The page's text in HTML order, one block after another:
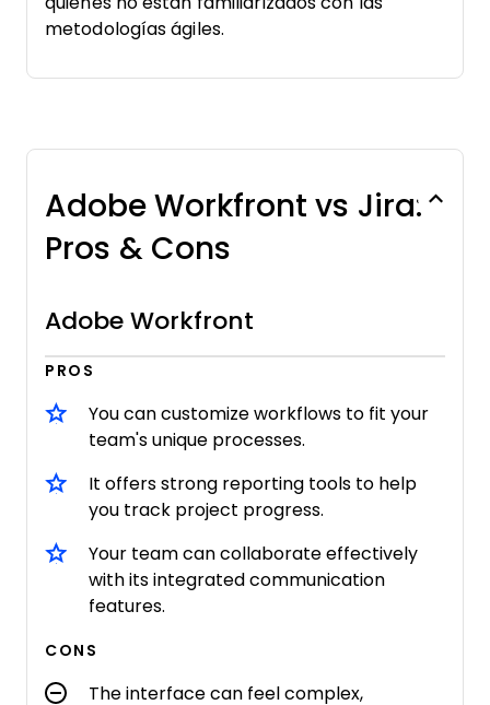
metodologías ágiles.
Adobe Workfront vs Jira:
Pros & Cons
Adobe Workfront
PROS
You can customize workflows to fit your
team's unique processes.
It offers strong reporting tools to help
you track project progress.
Your team can collaborate effectively
with its integrated communication
features.
CONS
The interface can feel complex,